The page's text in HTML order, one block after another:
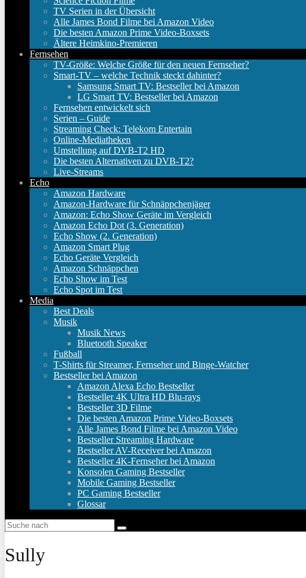
TV Serien in der Übersicht
Alle James Bond Filme bei Amazon Video
Die besten Amazon Prime Video-Boxsets
Ältere Heimkino-Premieren
Fernsehen
TV-Größe: Welche Größe für den neuen Fernseher?
Smart-TV – welche Technik steckt dahinter?
Samsung Smart TV: Bestseller bei Amazon
LG Smart TV: Bestseller bei Amazon
Fernsehen entwickelt sich
Serien – Guide
Streaming Check: Telekom Entertain
Online-Mediatheken
Umstellung auf DVB-T2 HD
Die besten Alternativen zu DVB-T2?
Live-Streams
Echo
Amazon Hardware
Amazon-Hardware für Schnäppchenjäger
Amazon: Echo Show Geräte im Vergleich
Amazon Echo Dot (3. Generation)
Echo Show (2. Generation)
Amazon Smart Plug
Echo Geräte Vergleich
Amazon Schnäppchen
Echo Show im Test
Echo Spot im Test
Media
Best Deals
Musik
Musik News
Bluetooth Speaker
Fußball
T-Shirts für Streamer, Fernseher und Binge-Watcher
Bestseller bei Amazon
Amazon Alexa Echo Bestseller
Bestseller 4K Ultra HD Blu-rays
Bestseller 3D Filme
Die besten Amazon Prime Video-Boxsets
Alle James Bond Filme bei Amazon Video
Bestseller Streaming Hardware
Bestseller AV-Receiver bei Amazon
Bestseller 4K-Fernseher bei Amazon
Konsolen Gaming Bestseller
Mobile Gaming Bestseller
PC Gaming Bestseller
Glossar
Sully